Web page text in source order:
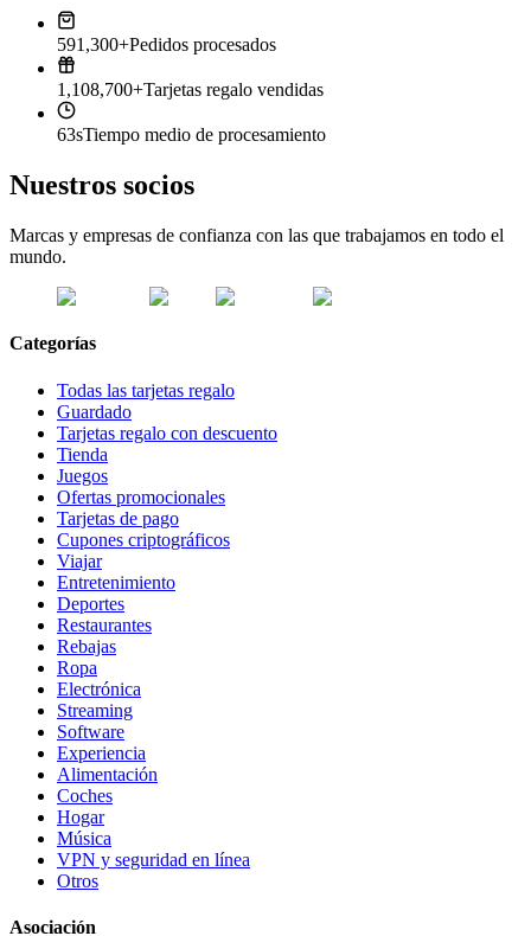
591,300+Pedidos procesados
1,108,700+Tarjetas regalo vendidas
63sTiempo medio de procesamiento
Nuestros socios
Marcas y empresas de confianza con las que trabajamos en todo el
mundo.
Categorías
Todas las tarjetas regalo
Guardado
Tarjetas regalo con descuento
Tienda
Juegos
Ofertas promocionales
Tarjetas de pago
Cupones criptográficos
Viajar
Entretenimiento
Deportes
Restaurantes
Rebajas
Ropa
Electrónica
Streaming
Software
Experiencia
Alimentación
Coches
Hogar
Música
VPN y seguridad en línea
Otros
Asociación